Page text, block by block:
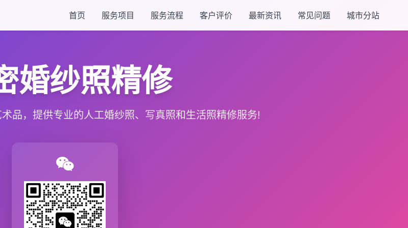
首页 服务项目 服务流程 客户评价 最新资讯 常见问题 城市分站
婚纱照精修
品，提供专业的人工婚纱照、写真照和生活照精修服务!